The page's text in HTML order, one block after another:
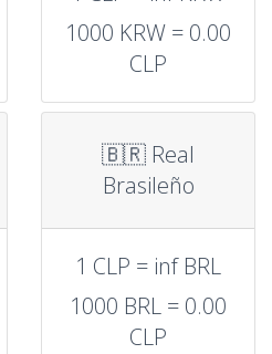
1000 KRW = 0.00
CLP
🇧🇷 Real
Brasileño
1 CLP = inf BRL
1000 BRL = 0.00
CLP